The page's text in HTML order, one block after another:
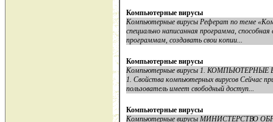
Компьютерные вирусы
Компьютерные вирусы Реферат по теме
специально написанная программа,
программам, создавать свои копии...
Компьютерные вирусы
Компьютерные вирусы 1.
1. Свойства компьютерных вирусов Сейчас
пользователь имеет свободный доступ...
Компьютерные вирусы
Компьютерные вирусы МИНИСТЕРСТВО